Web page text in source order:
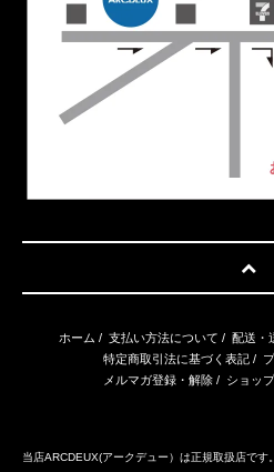
ホーム / 支払い方法について / 配送・
特定商取引法に基づく表記/
メルマガ登録・解除 / ショッ
当店ARCDEUX(アークデュー）は正規取扱店で